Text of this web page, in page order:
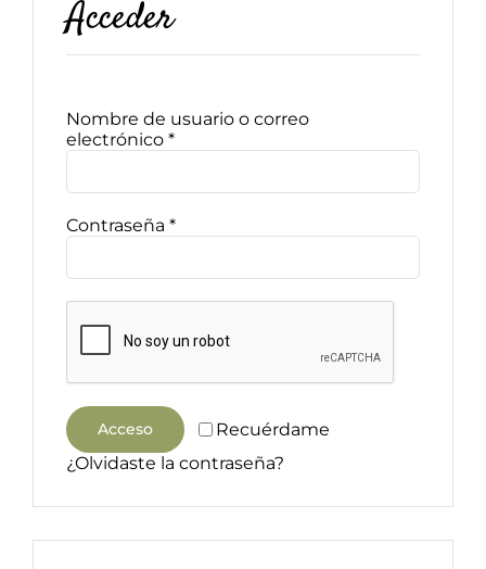
Talleres
Acceder
Nombre de usuario o correo
electrónico *Obligatorio
Contraseña *Obligatorio
Recuérdame
Acceso
¿Olvidaste la contraseña?